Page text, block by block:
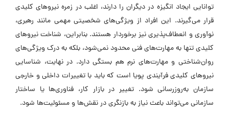
توانایی ایجاد انگیزه در دیگران را دارند، اغلب در زمره نیرو‌های کلیدی
قرار می‌گیرند. این افراد از ویژگی‌های شخصیتی مهمی مانند رهبری،
نوآوری و انعطاف‌پذیری نیز برخوردار هستند. بنابراین، شناخت نیرو‌های
کلیدی تنها به مهارت‌های فنی محدود نمی‌شود، بلکه به درک ویژگی‌های
روان‌شناختی و مهارت‌های نرم هم بستگی دارد. در نهایت، شناسایی
نیرو‌های کلیدی فرآیندی پویا است که باید با تغییرات داخلی و خارجی
سازمان به‌روزرسانی شود. تغییر در بازار کار، فناوری‌ها یا ساختار
سازمانی می‌تواند باعث نیاز به بازنگری در نقش‌ها و مسئولیت‌ها شود.